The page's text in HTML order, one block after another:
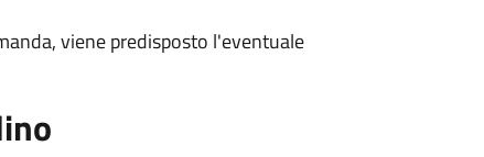
viene predisposto l'eventuale